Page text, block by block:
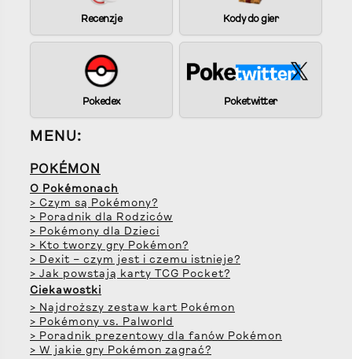
Recenzje Kody do gier
Pokedex Poketwitter
MENU:
POKÉMON
O Pokémonach
> Czym są Pokémony?
> Poradnik dla Rodziców
> Pokémony dla Dzieci
> Kto tworzy gry Pokémon?
> Dexit – czym jest i czemu istnieje?
> Jak powstają karty TCG Pocket?
Ciekawostki
> Najdroższy zestaw kart Pokémon
> Pokémony vs. Palworld
> Poradnik prezentowy dla fanów Pokémon
> W jakie gry Pokémon zagrać?